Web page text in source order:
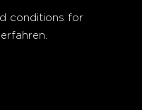
conditions for